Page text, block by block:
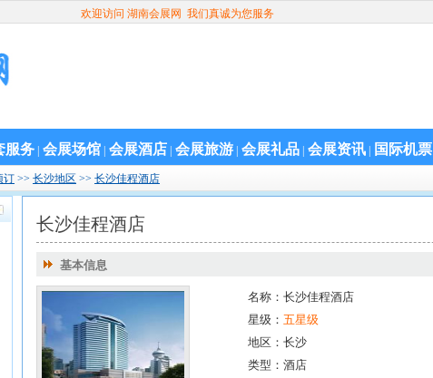
欢迎访问 湖南会展网 我们真诚为您服务
服务 会展场馆 会展酒店 会展旅游 会展礼品 会展资讯 国际机票
订 >> 长沙地区 >> 长沙佳程酒店
长沙佳程酒店
基本信息
名称：长沙佳程酒店
星级： 五星级
地区：长沙
类型：酒店